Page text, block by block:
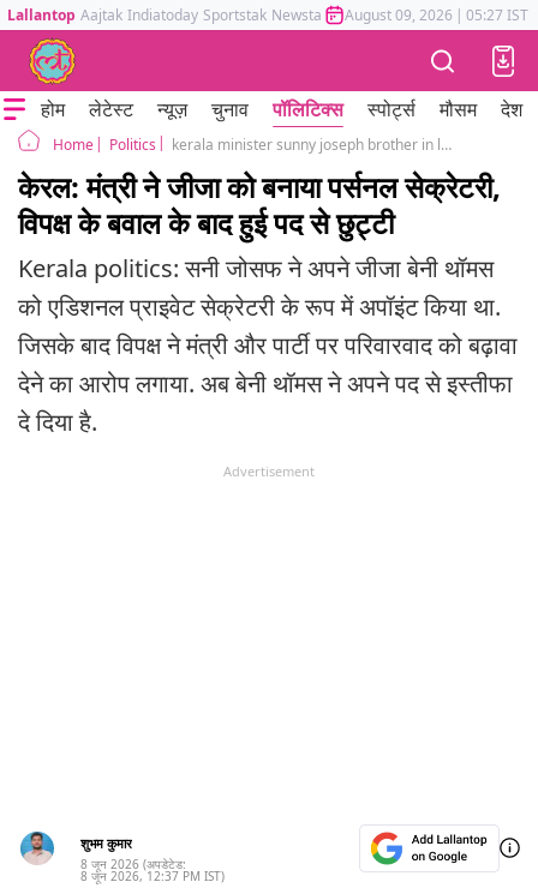
Lallantop Aajtak Indiatoday Sportstak Newstak Mumbai Tak Astrotak
August 09, 2026 | 05:27 IST
होम लेटेस्ट न्यूज़ चुनाव पॉलिटिक्स स्पोर्ट्स मौसम देश
Home Politics kerala minister sunny joseph brother in law benny thomas resigns amid nepotism allegations additional private secretary
केरल: मंत्री ने जीजा को बनाया पर्सनल सेक्रेटरी,
विपक्ष के बवाल के बाद हुई पद से छुट्टी
Kerala politics: सनी जोसफ ने अपने जीजा बेनी थॉमस
को एडिशनल प्राइवेट सेक्रेटरी के रूप में अपॉइंट किया था.
जिसके बाद विपक्ष ने मंत्री और पार्टी पर परिवारवाद को बढ़ावा
देने का आरोप लगाया. अब बेनी थॉमस ने अपने पद से इस्तीफा
दे दिया है.
Advertisement
शुभम कुमार
8 जून 2026 (अपडेटेड:
8 जून 2026, 12:37 PM IST)